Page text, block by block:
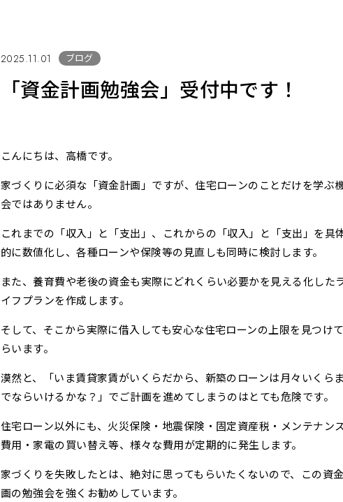
2025.11.01 ブログ
「資金計画勉強会」受付中です！
こんにちは、高橋です。
家づくりに必須な「資金計画」ですが、住宅ローンのことだけを学ぶ
会ではありません。
これまでの「収入」と「支出」、これからの「収入」と「支出」を具
的に数値化し、各種ローンや保険等の見直しも同時に検討します。
また、養育費や老後の資金も実際にどれくらい必要かを見える化した
イフプランを作成します。
そして、そこから実際に借入しても安心な住宅ローンの上限を見つけ
らいます。
漠然と、「いま賃貸家賃がいくらだから、新築のローンは月々いくらま
でならいけるかな？」でご計画を進めてしまうのはとても危険です。
住宅ローン以外にも、火災保険・地震保険・固定資産税・メンテナンス
費用・家電の買い替え等、様々な費用が定期的に発生します。
家づくりを失敗したとは、絶対に思ってもらいたくないので、この資
画の勉強会を強くお勧めしています。